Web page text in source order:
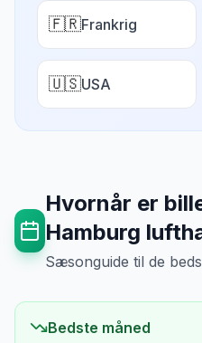
🇫🇷Frankrig
🇺🇸USA
Hvornår er
Hamburg
Sæsonguide til de
Bedste måned